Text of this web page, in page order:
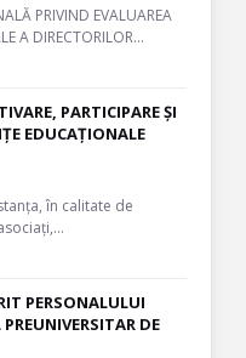
PRIVIND EVALUAREA
A DIRECTORILOR…
PARTICIPARE ȘI
EDUCAȚIONALE
în calitate de
PERSONALULUI
DE